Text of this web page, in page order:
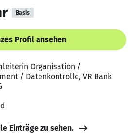
Basis
Profil ansehen
Organisation /
/ Datenkontrolle, VR Bank
Einträge zu sehen.